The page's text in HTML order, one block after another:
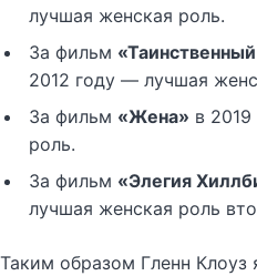
лучшая женская роль.
За фильм
2012 году — лучшая
За фильм «Жена» в
роль.
За фильм «Элегия
лучшая женская роль
Таким образом Гленн Клоуз